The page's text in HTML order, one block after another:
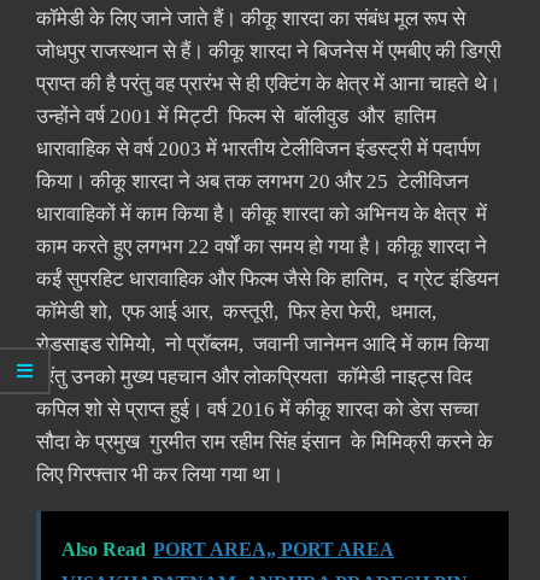
कॉमेडी के लिए जाने जाते हैं। कीकू शारदा का संबंध मूल रूप से
जोधपुर राजस्थान से हैं। कीकू शारदा ने बिजनेस में एमबीए की डिग्री
प्राप्त की है परंतु वह प्रारंभ से ही एक्टिंग के क्षेत्र में आना चाहते थे।
उन्होंने वर्ष 2001 में मिट्टी फिल्म से बॉलीवुड और हातिम
धारावाहिक से वर्ष 2003 में भारतीय टेलीविजन इंडस्ट्री में पदार्पण
किया। कीकू शारदा ने अब तक लगभग 20 और 25 टेलीविजन
धारावाहिकों में काम किया है। कीकू शारदा को अभिनय के क्षेत्र में
काम करते हुए लगभग 22 वर्षों का समय हो गया है। कीकू शारदा ने
कईं सुपरहिट धारावाहिक और फिल्म जैसे कि हातिम, द ग्रेट इंडियन
कॉमेडी शो, एफ आई आर, कस्तूरी, फिर हेरा फेरी, धमाल,
रोडसाइड रोमियो, नो प्रॉब्लम, जवानी जानेमन आदि में काम किया
परंतु उनको मुख्य पहचान और लोकप्रियता कॉमेडी नाइट्स विद
कपिल शो से प्राप्त हुई। वर्ष 2016 में कीकू शारदा को डेरा सच्चा
सौदा के प्रमुख गुरमीत राम रहीम सिंह इंसान के मिमिक्री करने के
लिए गिरफ्तार भी कर लिया गया था।
Also Read PORT AREA„ PORT AREA